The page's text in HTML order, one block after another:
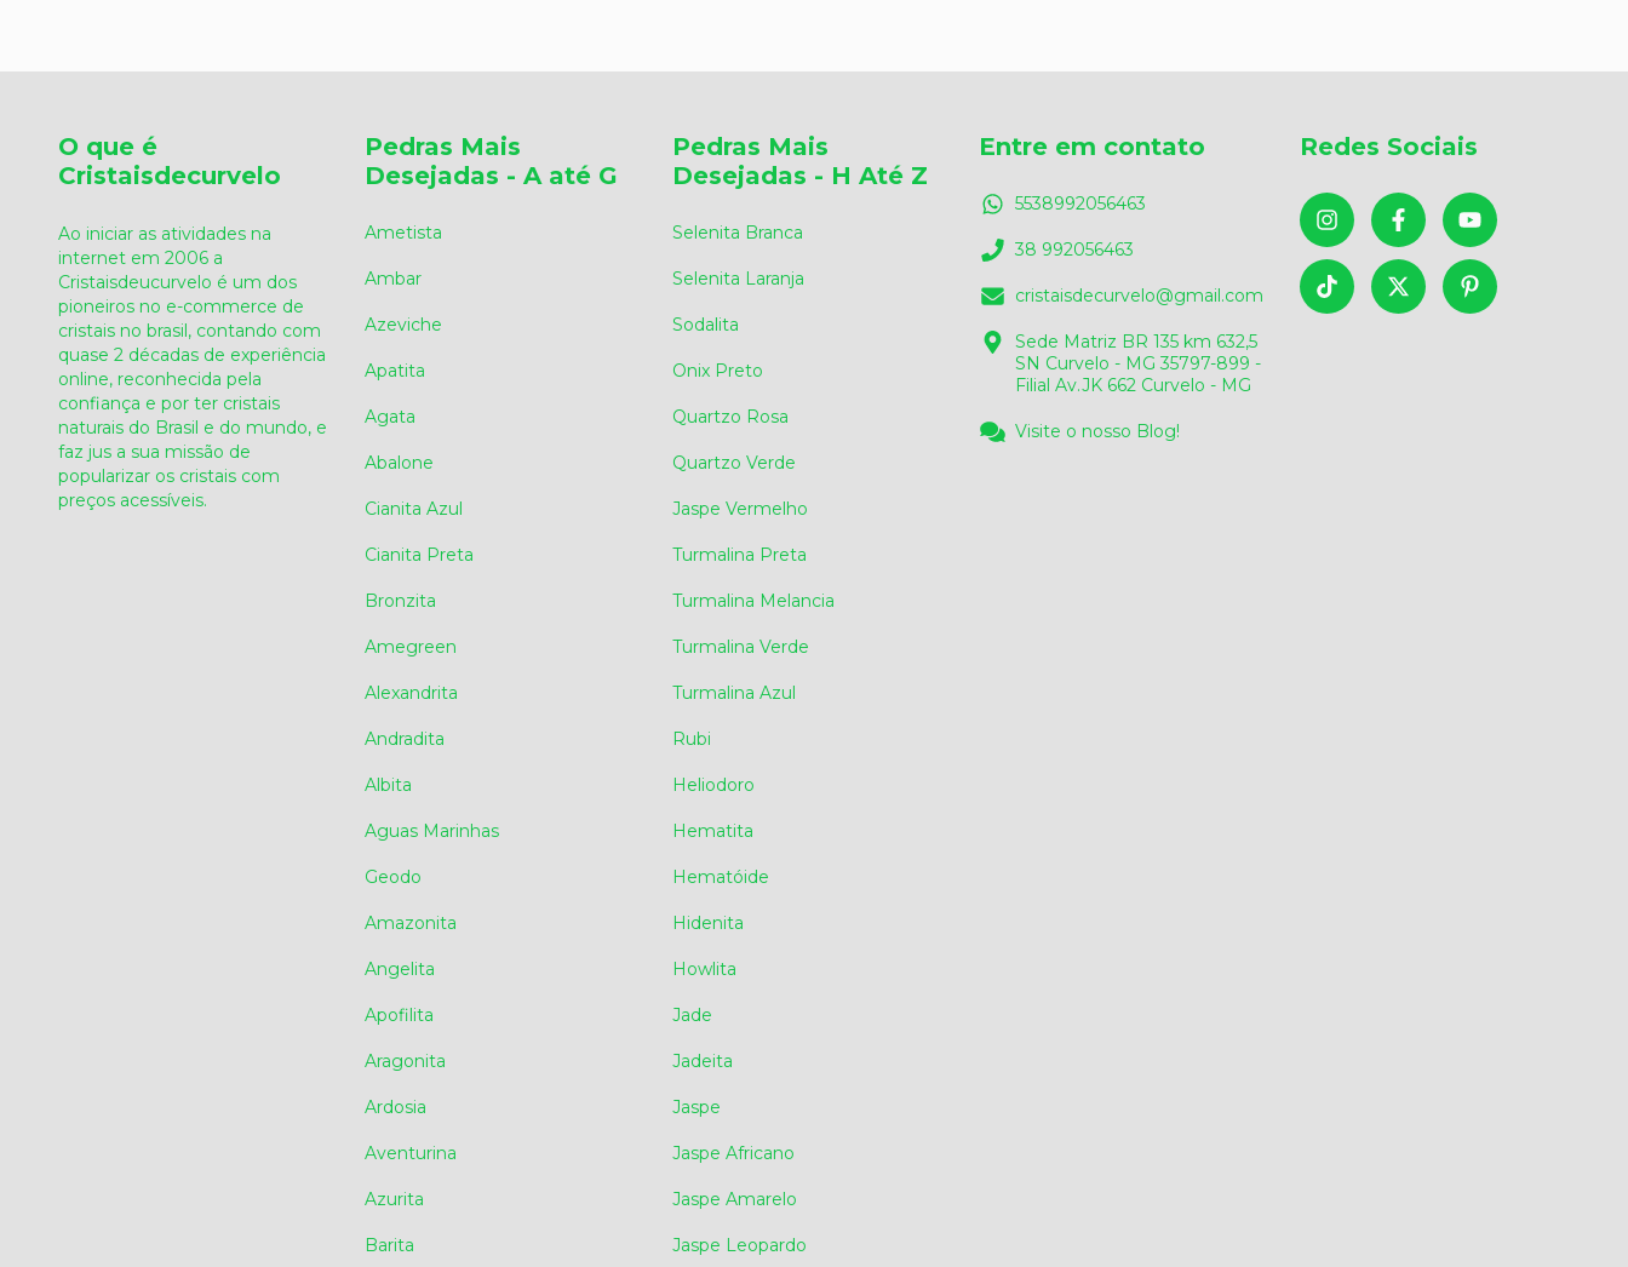
O que é
Cristaisdecurvelo
Ao iniciar as atividades na
internet em 2006 a
Cristaisdeucurvelo é um dos
pioneiros no e-commerce de
cristais no brasil, contando com
quase 2 décadas de experiência
online, reconhecida pela
confiança e por ter cristais
naturais do Brasil e do mundo, e
faz jus a sua missão de
popularizar os cristais com
preços acessíveis.
Pedras Mais
Desejadas - A até G
Ametista
Ambar
Azeviche
Apatita
Agata
Abalone
Cianita Azul
Cianita Preta
Bronzita
Amegreen
Alexandrita
Andradita
Albita
Aguas Marinhas
Geodo
Amazonita
Angelita
Apofilita
Aragonita
Ardosia
Aventurina
Azurita
Barita
Pedras Mais
Desejadas - H Até Z
Selenita Branca
Selenita Laranja
Sodalita
Onix Preto
Quartzo Rosa
Quartzo Verde
Jaspe Vermelho
Turmalina Preta
Turmalina Melancia
Turmalina Verde
Turmalina Azul
Rubi
Heliodoro
Hematita
Hematóide
Hidenita
Howlita
Jade
Jadeita
Jaspe
Jaspe Africano
Jaspe Amarelo
Jaspe Leopardo
Entre em contato
5538992056463
38 992056463
cristaisdecurvelo@gmail.com
Sede Matriz BR 135 km 632,5
SN Curvelo - MG 35797-899 -
Filial Av.JK 662 Curvelo - MG
Visite o nosso Blog!
Redes Sociais